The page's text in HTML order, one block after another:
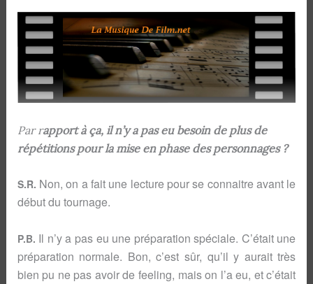
Par rapport à ça, il n’y a pas eu besoin de plus de
répétitions pour la mise en phase des personnages ?
S.R. Non, on a fait une lecture pour se connaitre avant le
début du tournage.
P.B. Il n’y a pas eu une préparation spéciale. C’était une
préparation normale. Bon, c’est sûr, qu’il y aurait très
bien pu ne pas avoir de feeling, mais on l’a eu, et c’était